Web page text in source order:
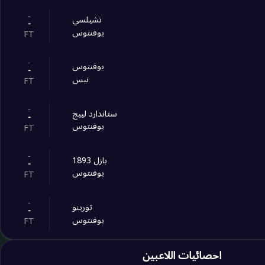
--
FT
تشيلسي
يوفنتوس
--
FT
يوفنتوس
نيس
--
FT
ستاندارد لييج
يوفنتوس
--
FT
بازل 1893
يوفنتوس
--
FT
‎تورينو
يوفنتوس
احصائيات اللاعبين